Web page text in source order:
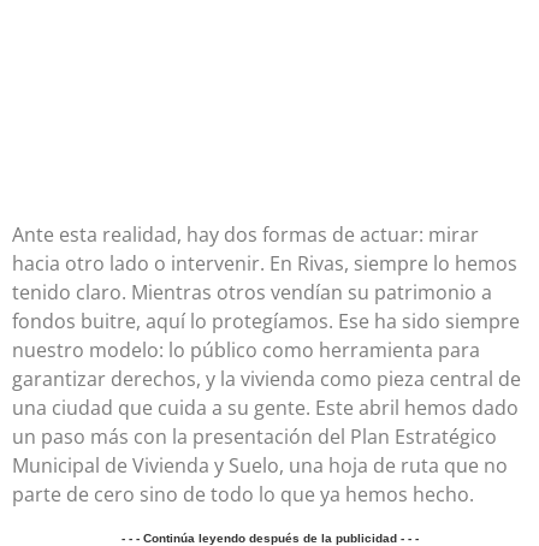
Ante esta realidad, hay dos formas de actuar: mirar
hacia otro lado o intervenir. En Rivas, siempre lo hemos
tenido claro. Mientras otros vendían su patrimonio a
fondos buitre, aquí lo protegíamos. Ese ha sido siempre
nuestro modelo: lo público como herramienta para
garantizar derechos, y la vivienda como pieza central de
una ciudad que cuida a su gente. Este abril hemos dado
un paso más con la presentación del Plan Estratégico
Municipal de Vivienda y Suelo, una hoja de ruta que no
parte de cero sino de todo lo que ya hemos hecho.
- - - Continúa leyendo después de la publicidad - - -